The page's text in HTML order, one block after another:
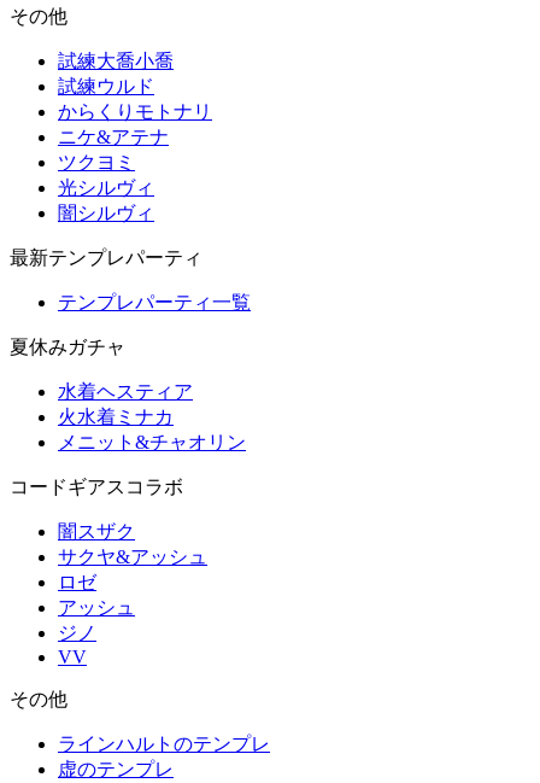
その他
試練大喬小喬
試練ウルド
からくりモトナリ
ニケ&アテナ
ツクヨミ
光シルヴィ
闇シルヴィ
最新テンプレパーティ
テンプレパーティ一覧
夏休みガチャ
水着ヘスティア
火水着ミナカ
メニット&チャオリン
コードギアスコラボ
闇スザク
サクヤ&アッシュ
ロゼ
アッシュ
ジノ
VV
その他
ラインハルトのテンプレ
虚のテンプレ